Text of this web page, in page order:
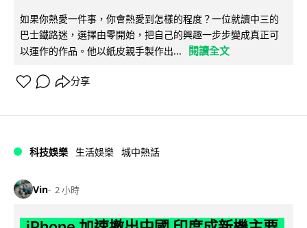
如果你熱愛一件事，你會熱愛到怎樣的程度？一位就讀中三的
巴士鐵路迷，選擇由零開始，把自己的興趣一步步變成真正可
以運作的作品。他以紙皮親手製作出...
閱讀全文
分享
科技娛樂 生活娛樂 城中熱話
Vin 2 小時